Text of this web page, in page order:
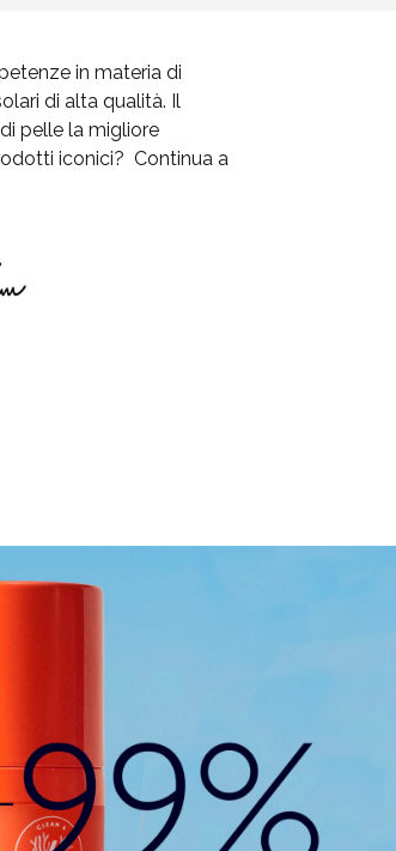
in materia di
di alta qualità. Il
pelle la migliore
iconici? Continua a